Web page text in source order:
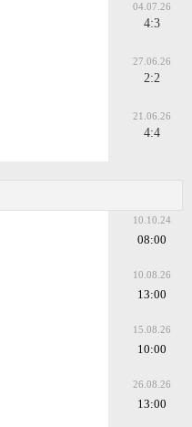
04.07.26
4:3
27.06.26
2:2
21.06.26
4:4
10.10.24
08:00
10.08.26
13:00
15.08.26
10:00
26.08.26
13:00